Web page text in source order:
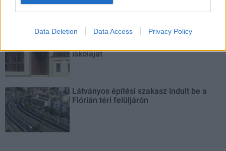
Data Deletion Data Access Privacy Policy
Másfélszeresére bővítik
iskoláját
Látványos építési szakasz indult be a
Flórián téri felüljárón